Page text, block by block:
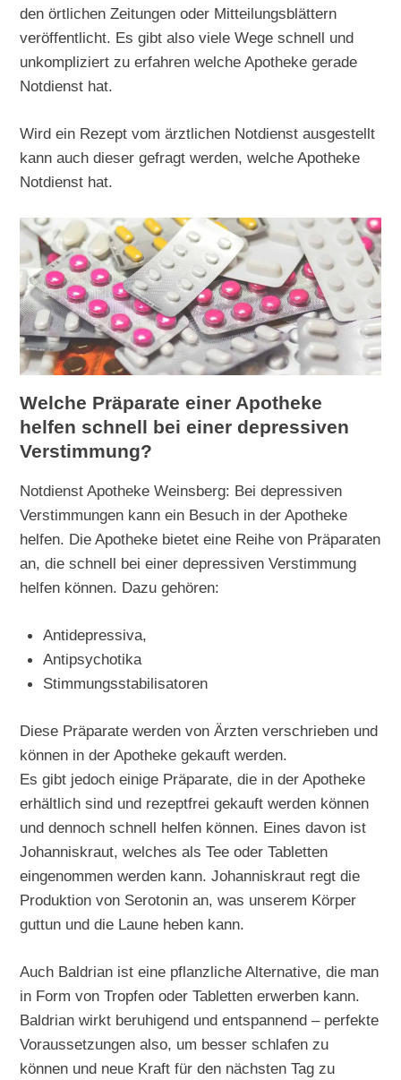
den örtlichen Zeitungen oder Mitteilungsblättern
veröffentlicht. Es gibt also viele Wege schnell und
unkompliziert zu erfahren welche Apotheke gerade
Notdienst hat.
Wird ein Rezept vom ärztlichen Notdienst ausgestellt
kann auch dieser gefragt werden, welche Apotheke
Notdienst hat.
Welche Präparate einer Apotheke
helfen schnell bei einer depressiven
Verstimmung?
Notdienst Apotheke Weinsberg: Bei depressiven
Verstimmungen kann ein Besuch in der Apotheke
helfen. Die Apotheke bietet eine Reihe von Präparaten
an, die schnell bei einer depressiven Verstimmung
helfen können. Dazu gehören:
Antidepressiva,
Antipsychotika
Stimmungsstabilisatoren
Diese Präparate werden von Ärzten verschrieben und
können in der Apotheke gekauft werden.
Es gibt jedoch einige Präparate, die in der Apotheke
erhältlich sind und rezeptfrei gekauft werden können
und dennoch schnell helfen können. Eines davon ist
Johanniskraut, welches als Tee oder Tabletten
eingenommen werden kann. Johanniskraut regt die
Produktion von Serotonin an, was unserem Körper
guttun und die Laune heben kann.
Auch Baldrian ist eine pflanzliche Alternative, die man
in Form von Tropfen oder Tabletten erwerben kann.
Baldrian wirkt beruhigend und entspannend – perfekte
Voraussetzungen also, um besser schlafen zu
können und neue Kraft für den nächsten Tag zu